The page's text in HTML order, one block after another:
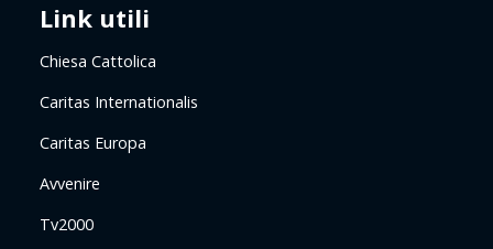
Link utili
Chiesa Cattolica
Caritas Internationalis
Caritas Europa
Avvenire
Tv2000